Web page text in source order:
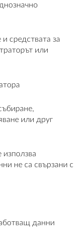
средствата за
или
или друг
използва
не са свързани с
данни